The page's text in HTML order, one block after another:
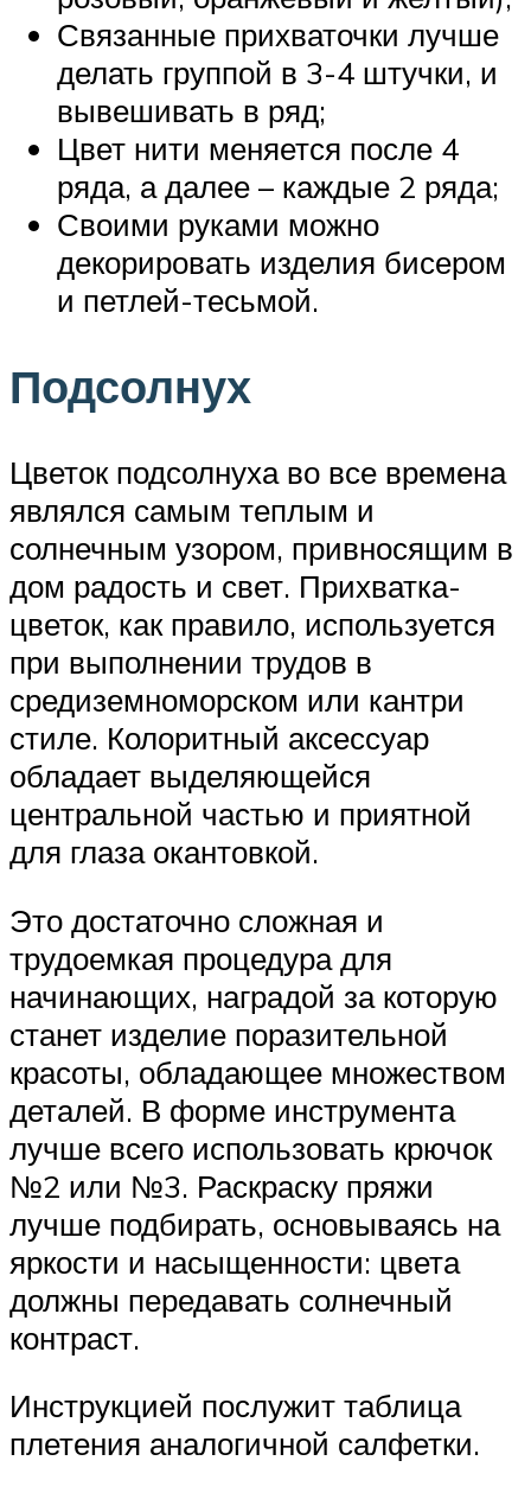
Связанные прихваточки лучше
делать группой в 3-4 штучки, и
вывешивать в ряд;
Цвет нити меняется после 4
ряда, а далее – каждые 2 ряда;
Своими руками можно
декорировать изделия бисером
и петлей-тесьмой.
Подсолнух
Цветок подсолнуха во все времена
являлся самым теплым и
солнечным узором, привносящим в
дом радость и свет. Прихватка-
цветок, как правило, используется
при выполнении трудов в
средиземноморском или кантри
стиле. Колоритный аксессуар
обладает выделяющейся
центральной частью и приятной
для глаза окантовкой.
Это достаточно сложная и
трудоемкая процедура для
начинающих, наградой за которую
станет изделие поразительной
красоты, обладающее множеством
деталей. В форме инструмента
лучше всего использовать крючок
№2 или №3. Раскраску пряжи
лучше подбирать, основываясь на
яркости и насыщенности: цвета
должны передавать солнечный
контраст.
Инструкцией послужит таблица
плетения аналогичной салфетки.